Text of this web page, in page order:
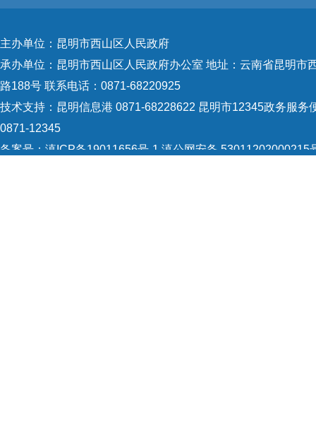
主办单位：昆明市西山区人民政府
承办单位：昆明市西山区人民政府办公室 地址：云南省昆明市
路188号 联系电话：0871-68220925
技术支持： 昆明信息港 0871-68228622 昆明市12345政务服务
0871-12345
备案号： 滇ICP备19011656号-1 滇公网安备 53011202000215